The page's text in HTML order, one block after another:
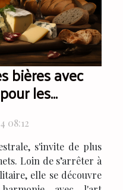
bières avec
les
08:12
s'invite de plus
Loin de s’arrêter à
elle se découvre